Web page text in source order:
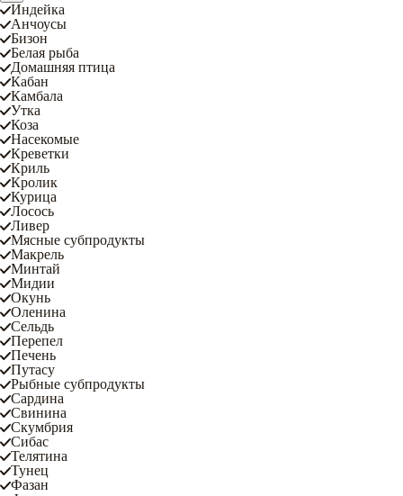
Индейка
Анчоусы
Бизон
Белая рыба
Домашняя птица
Кабан
Камбала
Утка
Коза
Насекомые
Креветки
Криль
Кролик
Курица
Лосось
Ливер
Мясные субпродукты
Макрель
Минтай
Мидии
Окунь
Оленина
Сельдь
Перепел
Печень
Путасу
Рыбные субпродукты
Сардина
Свинина
Скумбрия
Сибас
Телятина
Тунец
Фазан